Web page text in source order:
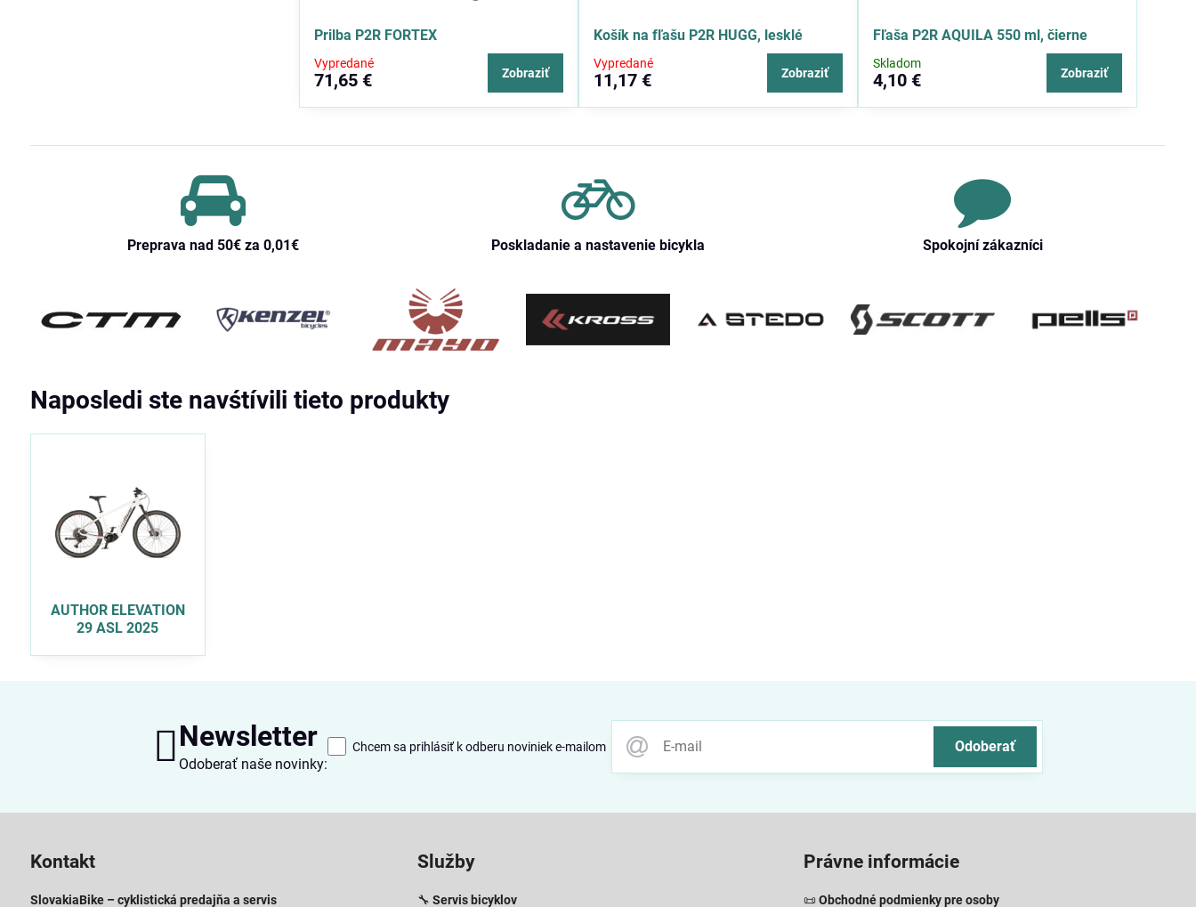
Prilba P2R FORTEX
Vypredané
71,65 € Zobraziť
Košík na fľašu P2R HUGG, lesklé
Vypredané
11,17 € Zobraziť
Fľaša P2R AQUILA 550 ml, čierne
Skladom
4,10 € Zobraziť
Preprava nad 50€ za 0,01€ Poskladanie a nastavenie bicykla Spokojní zákazníci
Naposledi ste navśtívili tieto produkty
AUTHOR ELEVATION
29 ASL 2025
Newsletter
Odoberať naše novinky:
Odoberať
Chcem sa prihlásiť k odberu noviniek e-mailom
Kontakt
SlovakiaBike – cyklistická predajňa a servis
Služby
🔧 Servis bicyklov
Právne informácie
📜Obchodné podmienky pre osoby